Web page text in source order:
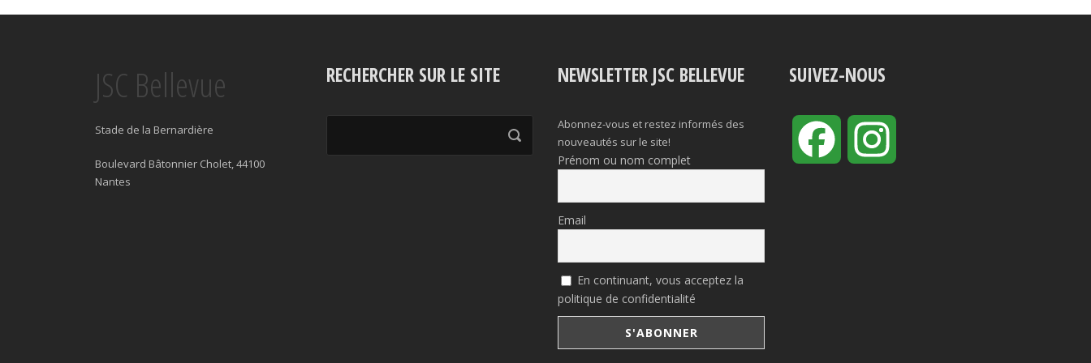
JSC Bellevue
Stade de la Bernardière
Boulevard Bâtonnier Cholet, 44100
Nantes
RECHERCHER SUR LE SITE NEWSLETTER JSC BELLEVUE
Abonnez-vous et restez informés des
nouveautés sur le site!
Prénom ou nom complet
Email
En continuant, vous acceptez la
politique de confidentialité
SUIVEZ-NOUS
Facebook